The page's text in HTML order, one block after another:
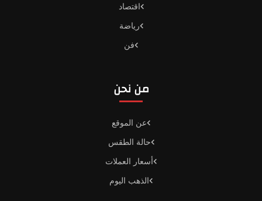
اقتصاد
رياضة
فن
من نحن
عن الموقع
حالة الطقس
أسعار العملات
الذهب اليوم